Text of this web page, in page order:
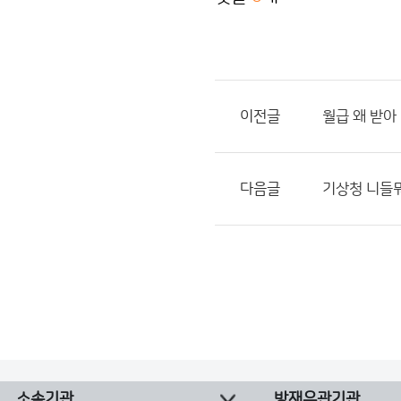
이전글 월급 왜 받아
다음글 기상청 니들